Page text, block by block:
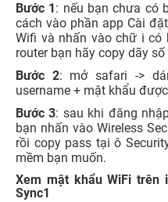
Bước 1 : nếu bạn chưa có
cách vào phần app Cài
Wifi và nhấn vào chữ i có
router bạn hãy copy dãy số
Bước 2: mở safari ->
username + mật khẩu
Bước 3: sau khi đăng
bạn nhấn vào Wireless
rồi copy pass tại ô
mềm bạn muốn.
Xem mật khẩu WiFi trên
Sync1